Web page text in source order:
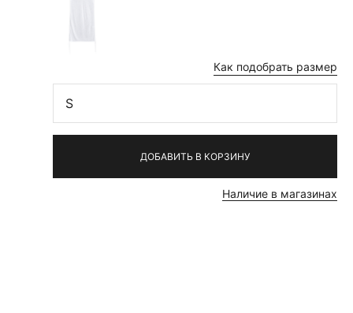
Как подобрать размер
S
ДОБАВИТЬ В КОРЗИНУ
Наличие в магазинах